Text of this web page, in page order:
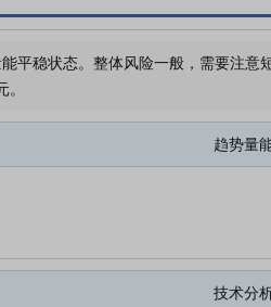
第一次临时股东
励对象名单的核
事会第十四次
平稳状态。整体风险一般，需要注意
趋势量
技术分